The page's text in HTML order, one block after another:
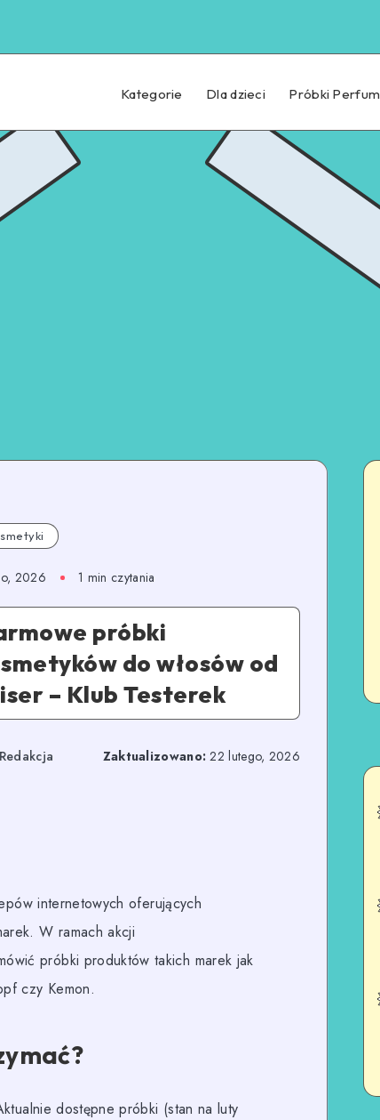
Kategorie Dla dzieci Próbki Perfum
2026 1 min czytania
próbki
do włosów od
– Klub Testerek
Redakcja Zaktualizowano: 22 lutego, 2026
internetowych oferujących
W ramach akcji
próbki produktów takich marek jak
czy Kemon.
dostępne próbki (stan na luty